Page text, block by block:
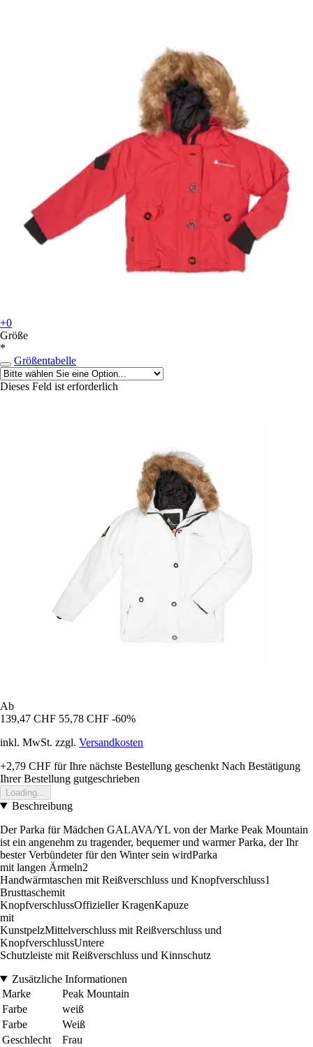
+0
Größe
*
Größentabelle
Dieses Feld ist erforderlich
Ab
139,47 CHF 55,78 CHF -60%
inkl. MwSt. zzgl. Versandkosten
+2,79 CHF für Ihre nächste Bestellung geschenkt Nach Bestätigung
Ihrer Bestellung gutgeschrieben
Loading...
Beschreibung
Der Parka für Mädchen GALAVA/YL von der Marke Peak Mountain
ist ein angenehm zu tragender, bequemer und warmer Parka, der Ihr
bester Verbündeter für den Winter sein wirdParka
mit langen Ärmeln2
Handwärmtaschen mit Reißverschluss und Knopfverschluss1
Brusttaschemit
KnopfverschlussOffizieller KragenKapuze
mit
KunstpelzMittelverschluss mit Reißverschluss und
KnopfverschlussUntere
Schutzleiste mit Reißverschluss und Kinnschutz
Zusätzliche Informationen
Marke
Peak Mountain
Farbe
weiß
Farbe
Weiß
Geschlecht
Frau